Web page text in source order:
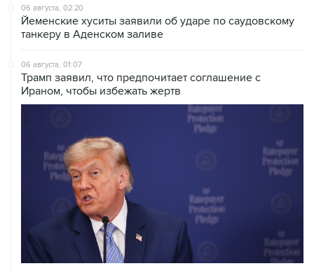
06 августа, 02:20
Йеменские хуситы заявили об ударе по саудовскому
танкеру в Аденском заливе
06 августа, 01:07
Трамп заявил, что предпочитает соглашение с
Ираном, чтобы избежать жертв